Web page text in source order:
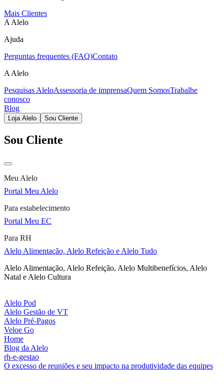
Mais Clientes
A Alelo
Ajuda
Perguntas frequentes (FAQ)Contato
A Alelo
Pesquisas AleloAssessoria de imprensaQuem SomosTrabalhe
conosco
Blog
Loja Alelo Sou Cliente
Sou Cliente
Meu Alelo
Portal Meu Alelo
Para estabelecimento
Portal Meu EC
Para RH
Alelo Alimentação, Alelo Refeição e Alelo Tudo
Alelo Alimentação, Alelo Refeição, Alelo Multibenefícios, Alelo
Natal e Alelo Cultura
Alelo Pod
Alelo Gestão de VT
Alelo Pré-Pagos
Veloe Go
Home
Blog da Alelo
rh-e-gestao
O excesso de reuniões e seu impacto na produtividade das equipes